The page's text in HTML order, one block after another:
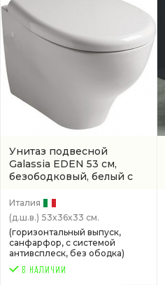
Унитаз подвесной
Galassia EDEN 53 см,
безободковый, белый с
Италия
(д.ш.в.) 53x36x33 см.
(горизонтальный выпуск,
санфарфор, с системой
антивсплеск, без ободка)